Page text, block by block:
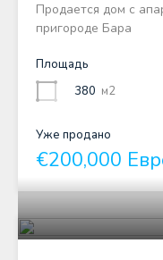
Продается дом с
пригороде Бара
Площадь
380 м2
Уже продано
€200,000